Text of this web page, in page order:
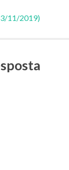
11/2019)